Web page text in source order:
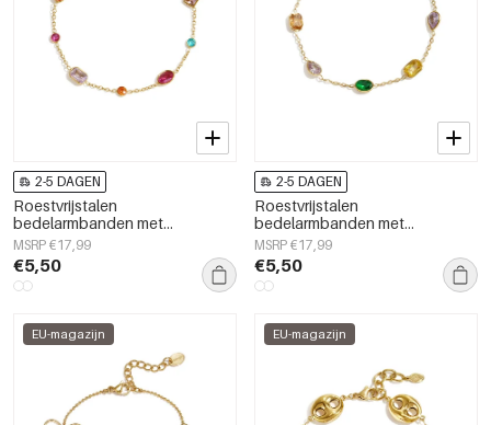
2-5 DAGEN
Roestvrijstalen
bedelarmbanden met
geometrische vormen,
eenvoudige, alledaagse serie,
dames sieraden
MSRP €17,99
€5,50
2-5 DAGEN
Roestvrijstalen
bedelarmbanden met
geometrische vormen,
eenvoudige, alledaagse serie,
dames sieraden
MSRP €17,99
€5,50
EU-magazijn EU-magazijn